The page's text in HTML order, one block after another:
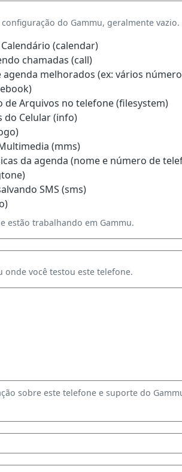
do Gammu, geralmente vazio.
(calendar)
chamadas (call)
agenda melhorados (ex: vários
de Arquivos no telefone (filesystem)
do Celular (info)
(mms)
da agenda (nome e número de
SMS (sms)
estão trabalhando em Gammu.
onde você testou este telefone.
sobre este telefone e suporte do